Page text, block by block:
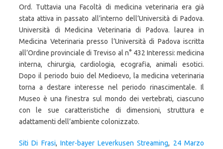
Ord. Tuttavia una Facoltà di medicina veterinaria era già
stata attiva in passato all’interno dell’Università di Padova.
Università di Medicina Veterinaria di Padova. laurea in
Medicina Veterinaria presso l’Università di Padova iscritta
all’Ordine provinciale di Treviso al n° 432 Interessi: medicina
interna, chirurgia, cardiologia, ecografia, animali esotici.
Dopo il periodo buio del Medioevo, la medicina veterinaria
torna a destare interesse nel periodo rinascimentale. Il
Museo è una finestra sul mondo dei vertebrati, ciascuno
con le sue caratteristiche di dimensioni, struttura e
adattamenti dell’ambiente colonizzato.
Siti Di Frasi, Inter-bayer Leverkusen Streaming, 24 Marzo